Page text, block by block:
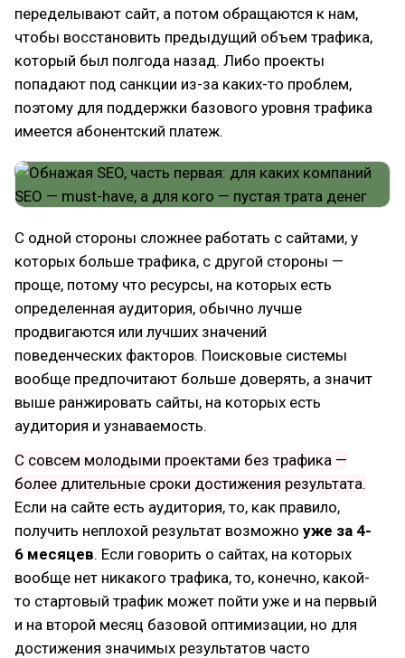
переделывают сайт, а потом обращаются к нам,
чтобы восстановить предыдущий объем трафика,
который был полгода назад. Либо проекты
попадают под санкции из-за каких-то проблем,
поэтому для поддержки базового уровня трафика
имеется абонентский платеж.
С одной стороны сложнее работать с сайтами, у
которых больше трафика, с другой стороны —
проще, потому что ресурсы, на которых есть
определенная аудитория, обычно лучше
продвигаются или лучших значений
поведенческих факторов. Поисковые системы
вообще предпочитают больше доверять, а значит
выше ранжировать сайты, на которых есть
аудитория и узнаваемость.
С совсем молодыми проектами без трафика —
более длительные сроки достижения результата.
Если на сайте есть аудитория, то, как правило,
получить неплохой результат возможно уже за 4-
6 месяцев. Если говорить о сайтах, на которых
вообще нет никакого трафика, то, конечно, какой-
то стартовый трафик может пойти уже и на первый
и на второй месяц базовой оптимизации, но для
достижения значимых результатов часто